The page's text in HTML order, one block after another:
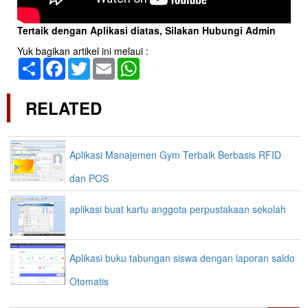
Tertaik dengan Aplikasi diatas, Silakan Hubungi Admin
Yuk bagikan artikel ini melaui :
Share Facebook
TwitterEmail
RELATED
Aplikasi Manajemen Gym Terbaik Berbasis RFID
dan POS
aplikasi buat kartu anggota perpustakaan sekolah
Aplikasi buku tabungan siswa dengan laporan saldo
Otomatis